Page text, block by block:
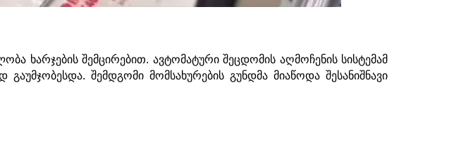
ხარჯების შემცირებით. ავტომატური შეცდომის აღმოჩენის სისტემამ
შემდგომი მომსახურების გუნდმა მიაწოდა შესანიშნავი